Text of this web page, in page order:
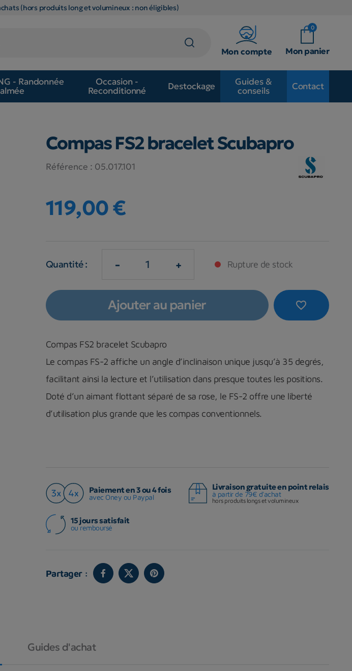
(hors produits long et volumineux : non éligibles)
Mon compte
0
Mon panier
- Randonnée
Occasion -
Reconditionné
Destockage
Guides &
conseils
Contact
Compas FS2 bracelet Scubapro
Référence : 05.017.101
119,00 €
Quantité : - + Rupture de stock
favorite_border
Ajouter au panier
Compas FS2 bracelet Scubapro
Le compas FS-2 affiche un angle d’inclinaison unique jusqu’à 35 degrés,
facilitant ainsi la lecture et l’utilisation dans presque toutes les positions.
Doté d’un aimant flottant séparé de sa rose, le FS-2 offre une liberté
d’utilisation plus grande que les compas conventionnels.
Paiement en 3 ou 4 fois
avec Oney ou Paypal
Livraison gratuite en point relais
à partir de 79€ d'achat
hors produits longs et volumineux
15 jours satisfait
ou remboursé
Partager :
Guides d'achat